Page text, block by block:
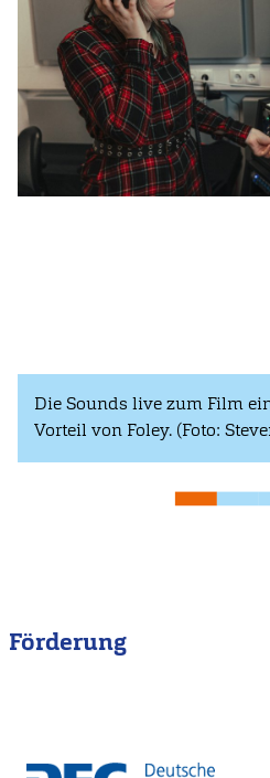
Die Sounds live zum Film
Vorteil von Foley. (Foto:
Förderung